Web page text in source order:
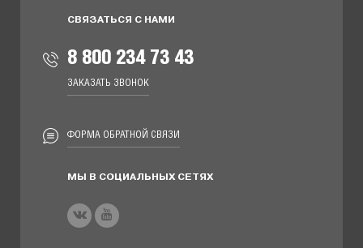
СВЯЗАТЬСЯ С НАМИ
8 800 234 73 43
ЗАКАЗАТЬ ЗВОНОК
ФОРМА ОБРАТНОЙ СВЯЗИ
МЫ В СОЦИАЛЬНЫХ СЕТЯХ